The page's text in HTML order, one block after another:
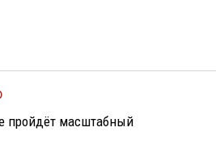
пройдёт масштабный